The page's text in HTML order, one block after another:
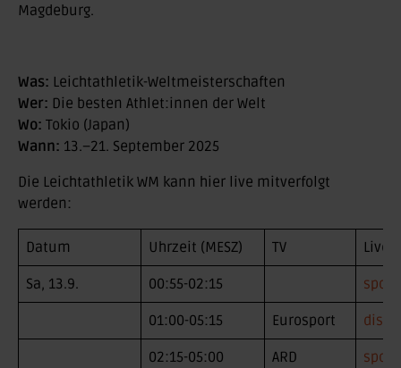
Magdeburg.
Was: Leichtathletik-Weltmeisterschaften
Wer: Die besten Athlet:innen der Welt
Wo: Tokio (Japan)
Wann: 13.–21. September 2025
Die Leichtathletik WM kann hier live mitverfolgt
werden:
Datum Uhrzeit (MESZ) TV
Sa, 13.9. 00:55-02:15
01:00-05:15 Eurosport
02:15-05:00 ARD